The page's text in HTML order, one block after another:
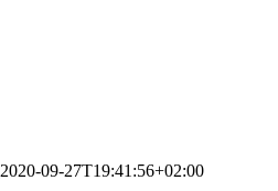
2020-09-27T19:41:56+02:00